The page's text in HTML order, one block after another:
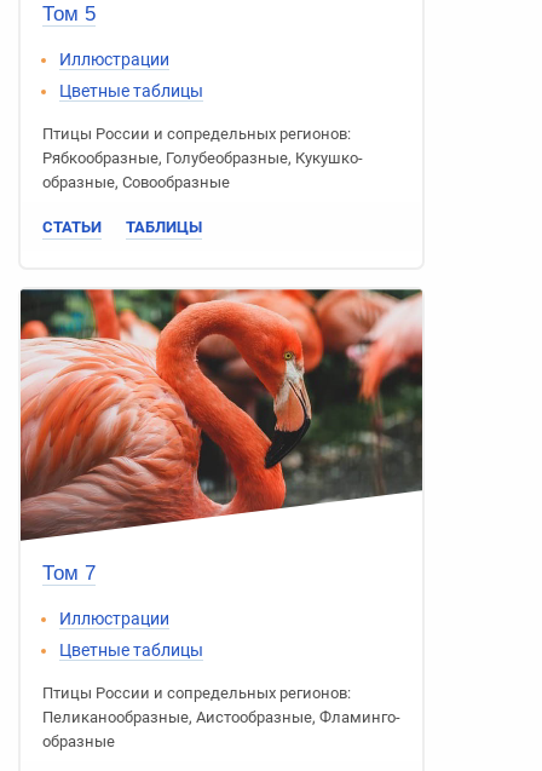
Том 5
Иллюстрации
Цветные таблицы
Птицы России и сопредельных регионов:
Рябко­образные, Голубе­образные, Кукушко­
образные, Сово­образные
СТАТЬИ ТАБЛИЦЫ
Том 7
Иллюстрации
Цветные таблицы
Птицы России и сопредельных регионов:
Пеликано­образные, Аисто­образные, Фламинго­
образные